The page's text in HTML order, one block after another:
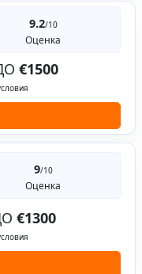
9.2/10
Оценка
€1500
9/10
Оценка
€1300